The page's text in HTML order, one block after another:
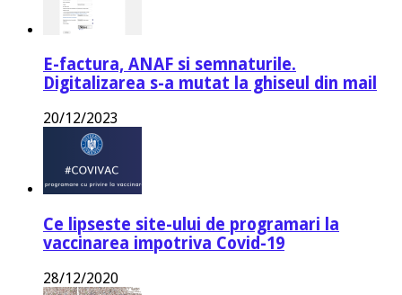
E-factura, ANAF si semnaturile.
Digitalizarea s-a mutat la ghiseul din mail
20/12/2023
Ce lipseste site-ului de programari la
vaccinarea impotriva Covid-19
28/12/2020